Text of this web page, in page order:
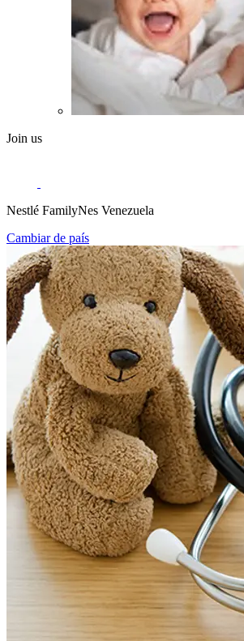
Join us
Nestlé FamilyNes Venezuela
Cambiar de país